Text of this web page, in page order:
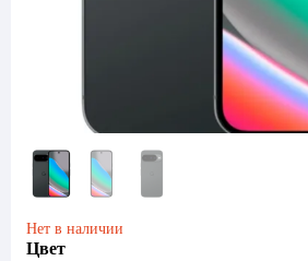
Нет в наличии
Цвет